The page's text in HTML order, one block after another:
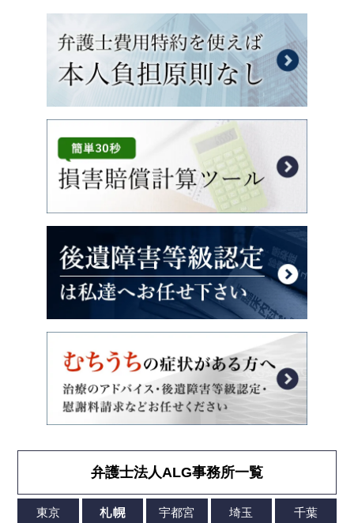
弁護士法人ALG事務所一覧